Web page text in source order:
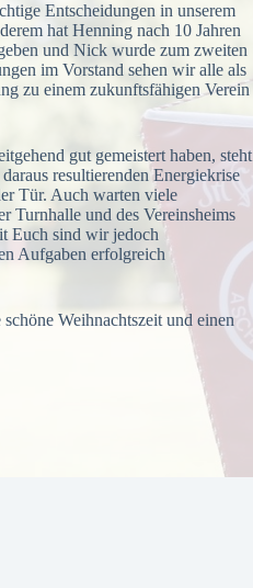
Entscheidungen in unserem
hat Henning nach 10 Jahren
und Nick wurde zum zweiten
im Vorstand sehen wir alle als
zu einem zukunftsfähigen Verein
gut gemeistert haben, steht
resultierenden Energiekrise
Tür. Auch warten viele
Turnhalle und des Vereinsheims
Euch sind wir jedoch
Aufgaben erfolgreich
Weihnachtszeit und einen